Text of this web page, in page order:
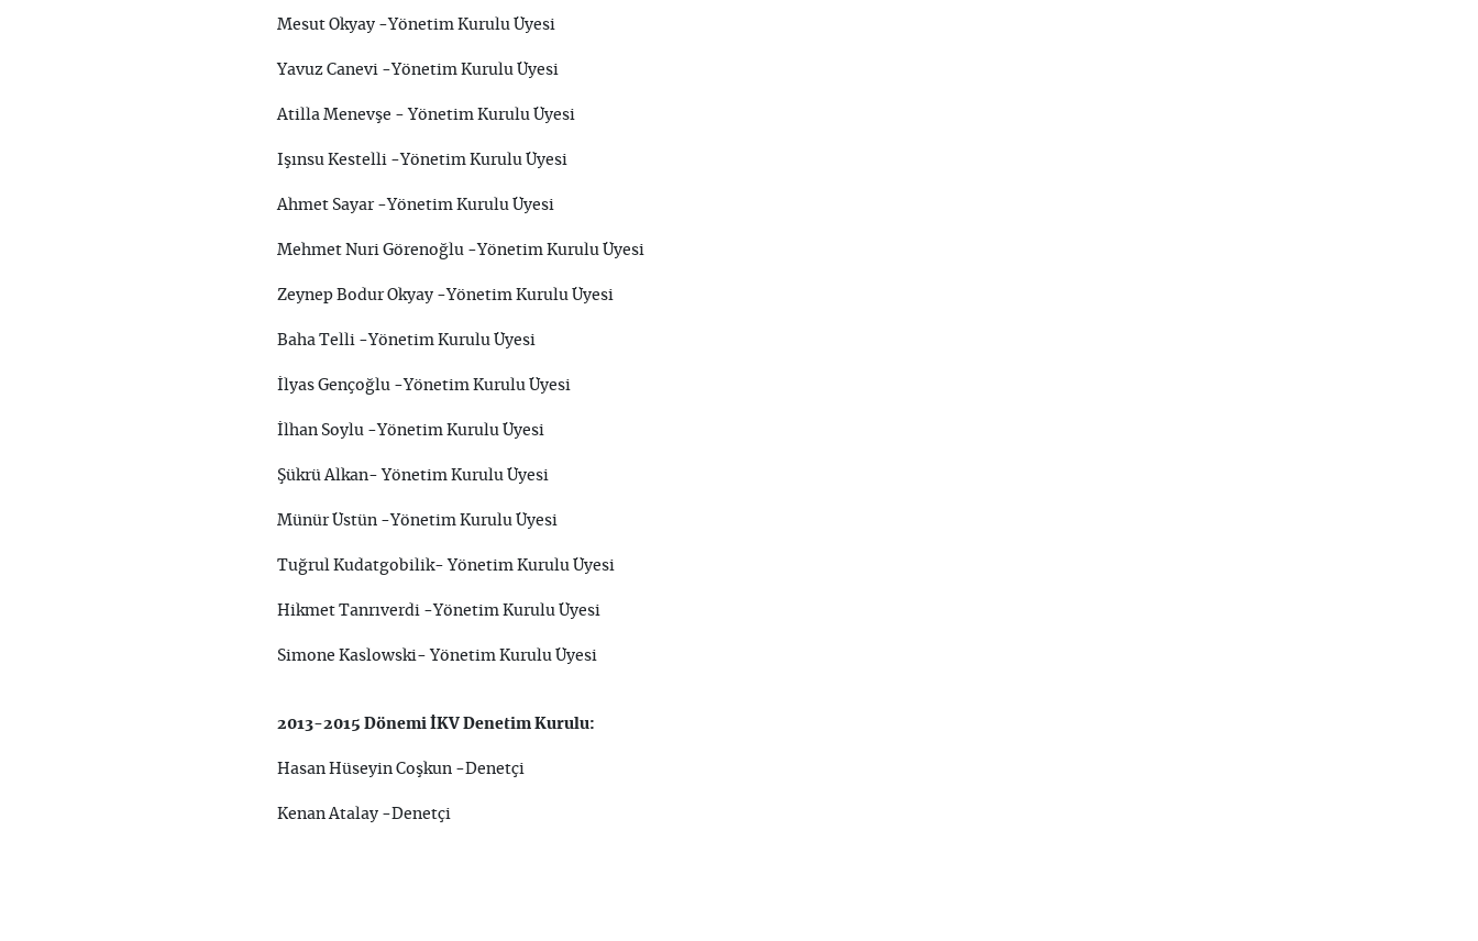
Mesut Okyay -Yönetim Kurulu Üyesi
Yavuz Canevi -Yönetim Kurulu Üyesi
Atilla Menevşe - Yönetim Kurulu Üyesi
Işınsu Kestelli -Yönetim Kurulu Üyesi
Ahmet Sayar -Yönetim Kurulu Üyesi
Mehmet Nuri Görenoğlu -Yönetim Kurulu Üyesi
Zeynep Bodur Okyay -Yönetim Kurulu Üyesi
Baha Telli -Yönetim Kurulu Üyesi
İlyas Gençoğlu -Yönetim Kurulu Üyesi
İlhan Soylu -Yönetim Kurulu Üyesi
Şükrü Alkan- Yönetim Kurulu Üyesi
Münür Üstün -Yönetim Kurulu Üyesi
Tuğrul Kudatgobilik- Yönetim Kurulu Üyesi
Hikmet Tanrıverdi -Yönetim Kurulu Üyesi
Simone Kaslowski- Yönetim Kurulu Üyesi
2013-2015 Dönemi İKV Denetim Kurulu:
Hasan Hüseyin Coşkun -Denetçi
Kenan Atalay -Denetçi